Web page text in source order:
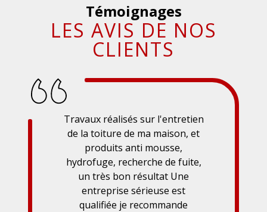
Témoignages
LES AVIS DE NOS
CLIENTS
Travaux réalisés sur l'entretien
de la toiture de ma maison, et
produits anti mousse,
hydrofuge, recherche de fuite,
un très bon résultat Une
entreprise sérieuse est
qualifiée je recommande